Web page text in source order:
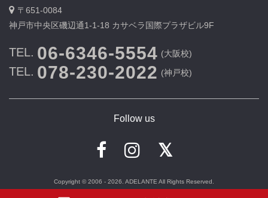
〒651-0084
神戸市中央区磯辺通1-1-18 カサベラ国際プラザビル9F
TEL. 06-6346-5554 (大阪校)
TEL. 078-230-2022 (神戸校)
Follow us
Copyright © 2006 - 2026. ADELANTE All Rights Reserved.